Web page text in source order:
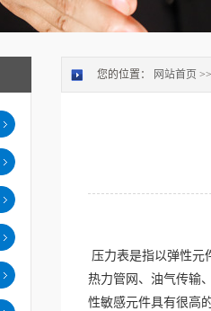
您的位置： 网站首页
压力表是指以弹性元
热力管网、油气传输
性敏感元件具有很高